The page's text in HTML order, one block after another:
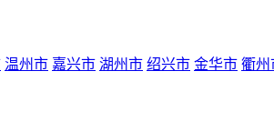
温州市 嘉兴市 湖州市 绍兴市 金华市 衢州